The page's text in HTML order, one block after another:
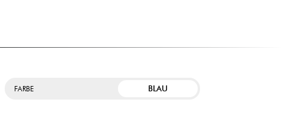
FARBE BLAU